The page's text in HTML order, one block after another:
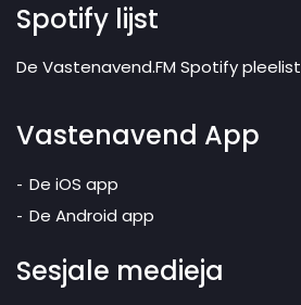
Spotify lijst
De Vastenavend.FM Spotify pleelist
Vastenavend App
De iOS app
De Android app
Sesjale medieja